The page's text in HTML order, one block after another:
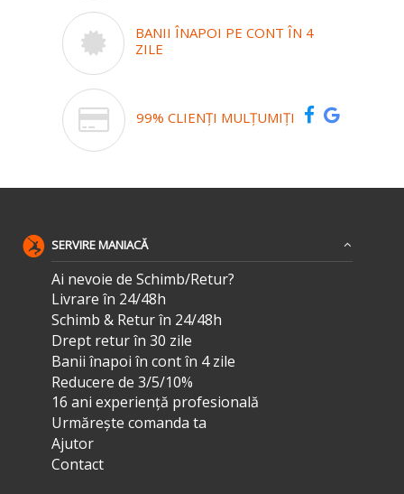
BANII ÎNAPOI PE CONT ÎN 4
ZILE
99% CLIENȚI MULȚUMIȚI
SERVIRE MANIACĂ
Ai nevoie de Schimb/Retur?
Livrare în 24/48h
Schimb & Retur în 24/48h
Drept retur în 30 zile
Banii înapoi în cont în 4 zile
Reducere de 3/5/10%
16 ani experiență profesională
Urmărește comanda ta
Ajutor
Contact